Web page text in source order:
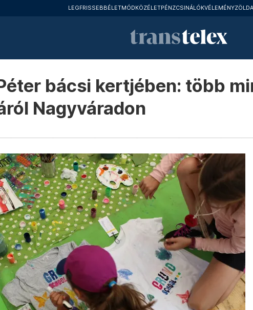
LEGFRISSEBBÉLETMÓDKÖZÉLETPÉNZCSINÁLÓKVÉLEMÉNYZÖLD
bácsi kertjében: több
Nagyváradon